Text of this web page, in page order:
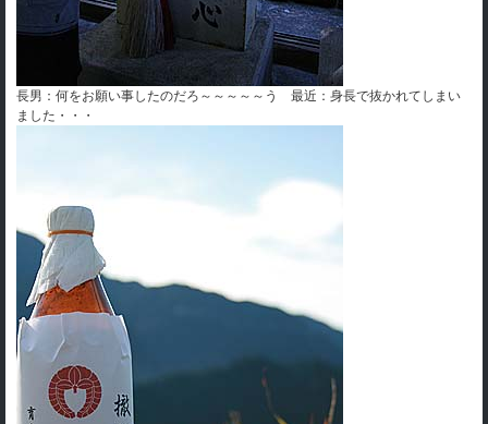
長男：何をお願い事したのだろ～～～～～う 最近：身長で抜かれてしまい
ました・・・